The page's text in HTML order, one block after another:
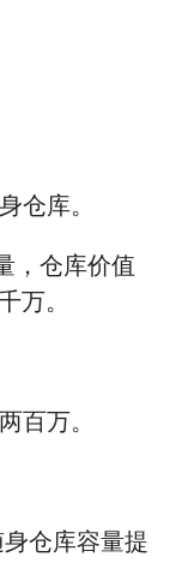
仓库。
，仓库价值
万。
百万。
身仓库容量提